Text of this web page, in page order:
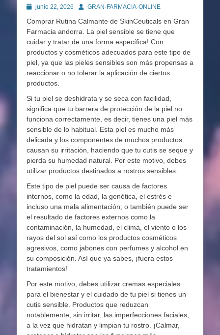
Publicado
junio 22, 2026 AutorGRAN-FARMACIA-ONLINE
Comprar Rutina Calmante de SkinCeuticals en Gran
Farmacia andorra. La piel sensible se tiene que
cuidar y tratar de una forma específica! Con
productos y cosméticos adecuados para este tipo de
piel, ya que las pieles sensibles son más propensas a
reaccionar o no tolerar la aplicación de ciertos
productos.
Si tu piel se deshidrata y se seca con facilidad,
significa que tu barrera de protección de la piel no
funciona correctamente, es decir, tienes una piel más
sensible de lo habitual. Esta piel es mucho más
delicada y los componentes de muchos productos
causan su irritación, haciendo que tu cutis se seque y
pierda su humedad natural. Por este motivo, debes
utilizar productos destinados a rostros sensibles.
Este tipo de piel puede ser causa de factores
internos, como la edad, la genética, el estrés e
incluso una mala alimentación; o también puede ser
el resultado de factores externos como la
contaminación, la humedad, el clima, el viento o los
rayos del sol así­ como los productos cosméticos
agresivos, como jabones con perfumes y alcohol en
su composición. As­í que ya sabes, ¡fuera estos
tratamientos!
Por este motivo, debes utilizar cremas especiales
para el bienestar y el cuidado de tu piel si tienes un
cutis sensible. Productos que reduzcan
notablemente, sin irritar, las imperfecciones faciales,
a la vez que hidratan y limpian tu rostro. ¡Calmar,